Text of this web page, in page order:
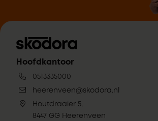
Hoofdkantoor
0513335000
heerenveen@skodora.nl
Houtdraaier 5,
8447 GG Heerenveen